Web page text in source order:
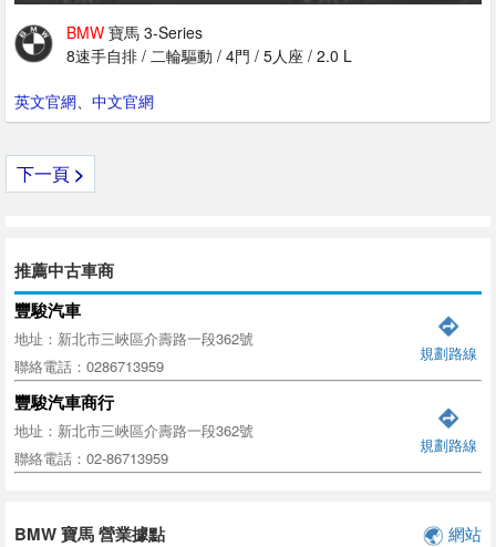
BMW 寶馬 3-Series
8速手自排 / 二輪驅動 / 4門 / 5人座 / 2.0 L
英文官網 中文官網
下一頁 >
推薦中古車商
豐駿汽車
地址：新北市三峽區介壽路一段362號
聯絡電話：0286713959
規劃路線
豐駿汽車商行
地址：新北市三峽區介壽路一段362號
聯絡電話：02-86713959
規劃路線
BMW 寶馬 營業據點 網站